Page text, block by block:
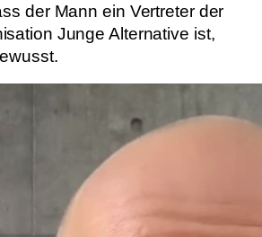
der Mann ein Vertreter der
Junge Alternative ist,